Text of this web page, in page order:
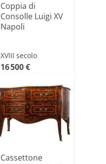
Coppia di
Consolle Luigi XV
Napoli
XVIII secolo
16 500 €
Cassettone